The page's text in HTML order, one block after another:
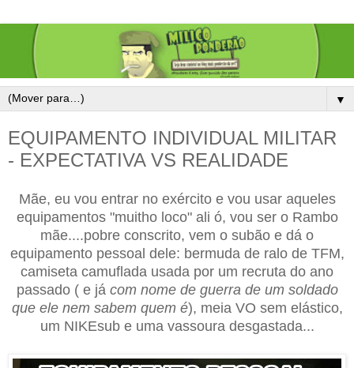
▼
EQUIPAMENTO INDIVIDUAL MILITAR
- EXPECTATIVA VS REALIDADE
Mãe, eu vou entrar no exército e vou usar aqueles
equipamentos "muitho loco" ali ó, vou ser o Rambo
mãe....pobre conscrito, vem o subão e dá o
equipamento pessoal dele: bermuda de ralo de TFM,
camiseta camuflada usada por um recruta do ano
passado ( e já com nome de guerra de um soldado
que ele nem sabem quem é), meia VO sem elástico,
um NIKEsub e uma vassoura desgastada...